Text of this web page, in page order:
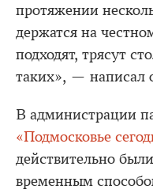
протяжении
держатся на
подходят, трясут
таких», — написал
В администрации
«Подмосковье
действительно
временным